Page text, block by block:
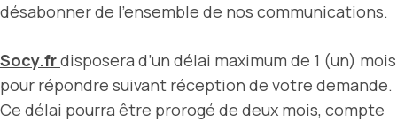
désabonner de l’ensemble de nos communications.
Socy.frdisposera d’un délai maximum de 1 (un) mois
pour répondre suivant réception de votre demande.
Ce délai pourra être prorogé de deux mois, compte